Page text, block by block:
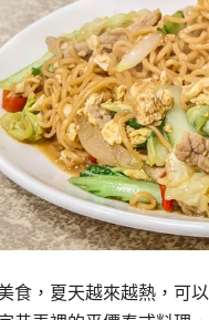
食，夏天越來越熱，可